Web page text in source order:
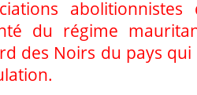
du régime
des Noirs du pays